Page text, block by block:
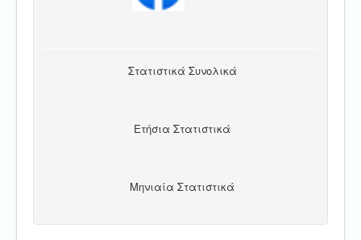
Στατιστικά Συνολικά
Ετήσια Στατιστικά
Μηνιαία Στατιστικά